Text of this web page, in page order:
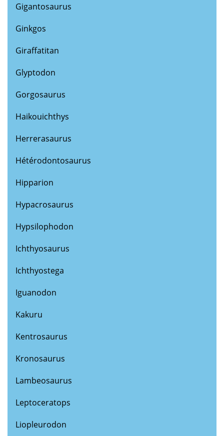
Gigantosaurus
Ginkgos
Giraffatitan
Glyptodon
Gorgosaurus
Haikouichthys
Herrerasaurus
Hétérodontosaurus
Hipparion
Hypacrosaurus
Hypsilophodon
Ichthyosaurus
Ichthyostega
Iguanodon
Kakuru
Kentrosaurus
Kronosaurus
Lambeosaurus
Leptoceratops
Liopleurodon